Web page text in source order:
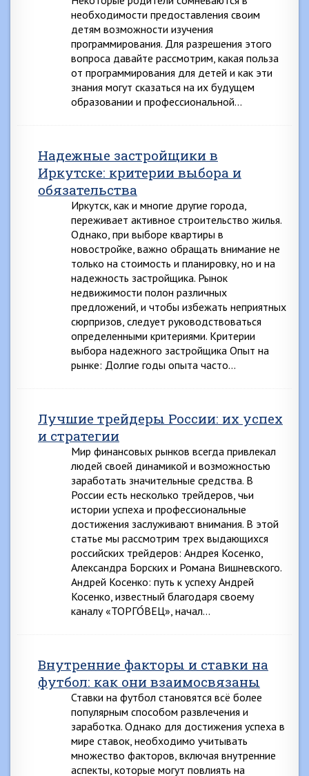
необходимости предоставления своим
детям возможности изучения
программирования. Для разрешения этого
вопроса давайте рассмотрим, какая польза
от программирования для детей и как эти
знания могут сказаться на их будущем
образовании и профессиональной…
Надежные застройщики в
Иркутске: критерии выбора и
обязательства
Иркутск, как и многие другие города,
переживает активное строительство жилья.
Однако, при выборе квартиры в
новостройке, важно обращать внимание не
только на стоимость и планировку, но и на
надежность застройщика. Рынок
недвижимости полон различных
предложений, и чтобы избежать неприятных
сюрпризов, следует руководствоваться
определенными критериями. Критерии
выбора надежного застройщика Опыт на
рынке: Долгие годы опыта часто…
Лучшие трейдеры России: их успех
и стратегии
Мир финансовых рынков всегда привлекал
людей своей динамикой и возможностью
заработать значительные средства. В
России есть несколько трейдеров, чьи
истории успеха и профессиональные
достижения заслуживают внимания. В этой
статье мы рассмотрим трех выдающихся
российских трейдеров: Андрея Косенко,
Александра Борских и Романа Вишневского.
Андрей Косенко: путь к успеху Андрей
Косенко, известный благодаря своему
каналу «ТОРГО́ВЕЦ», начал…
Внутренние факторы и ставки на
футбол: как они взаимосвязаны
Ставки на футбол становятся всё более
популярным способом развлечения и
заработка. Однако для достижения успеха в
мире ставок, необходимо учитывать
множество факторов, включая внутренние
аспекты, которые могут повлиять на